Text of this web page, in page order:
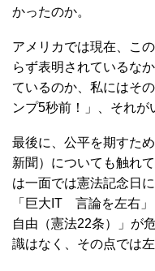
かったのか。
アメリカでは現在、こ
らず表明されているな
ているのか、私にはそ
ンプ5秒前！」、それが
最後に、公平を期すた
新聞）についても触れ
は一面では憲法記念日
「巨大IT 言論を左右
自由（憲法22条）」が
識はなく、その点では